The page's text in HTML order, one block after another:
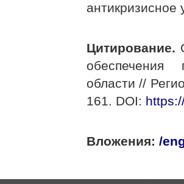
антикризисное
Цитирование.
обеспечения
области //
161. DOI:
Вложения:/